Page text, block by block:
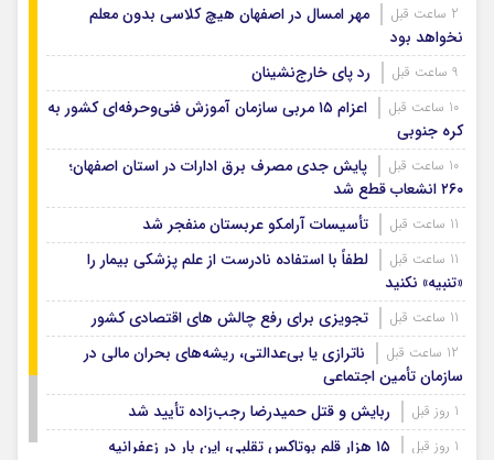
مهر امسال در اصفهان هیچ کلاسی بدون معلم
نخواهد بود
رد پای خارج‌نشینان
اعزام ۱۵ مربی سازمان آموزش فنی‌وحرفه‌ای کشور به
کره جنوبی
پایش جدی مصرف برق ادارات در استان اصفهان؛
۲۶۰ انشعاب قطع شد
تأسیسات آرامکو عربستان منفجر شد
لطفاً با استفاده نادرست از علم پزشکی بیمار را
«تنبیه» نکنید
تجویزی برای رفع چالش های اقتصادی کشور
ناترازی یا بی‌عدالتی، ریشه‌های بحران مالی در
سازمان تأمین اجتماعی
ربایش و قتل حمیدرضا رجب‌زاده تأیید شد
۱۵ هزار قلم بوتاکس تقلبی، این بار در زعفرانیه